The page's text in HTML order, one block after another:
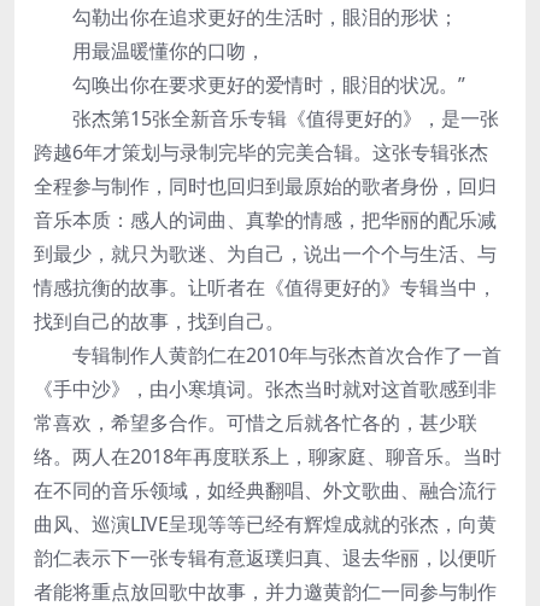
勾勒出你在追求更好的生活时，眼泪的形状；
用最温暖懂你的口吻，
勾唤出你在要求更好的爱情时，眼泪的状况。”
张杰第15张全新音乐专辑《值得更好的》，是一张
跨越6年才策划与录制完毕的完美合辑。这张专辑张杰
全程参与制作，同时也回归到最原始的歌者身份，回归
音乐本质：感人的词曲、真挚的情感，把华丽的配乐减
到最少，就只为歌迷、为自己，说出一个个与生活、与
情感抗衡的故事。让听者在《值得更好的》专辑当中，
找到自己的故事，找到自己。
专辑制作人黄韵仁在2010年与张杰首次合作了一首
《手中沙》，由小寒填词。张杰当时就对这首歌感到非
常喜欢，希望多合作。可惜之后就各忙各的，甚少联
络。两人在2018年再度联系上，聊家庭、聊音乐。当时
在不同的音乐领域，如经典翻唱、外文歌曲、融合流行
曲风、巡演LIVE呈现等等已经有辉煌成就的张杰，向黄
韵仁表示下一张专辑有意返璞归真、退去华丽，以便听
者能将重点放回歌中故事，并力邀黄韵仁一同参与制作